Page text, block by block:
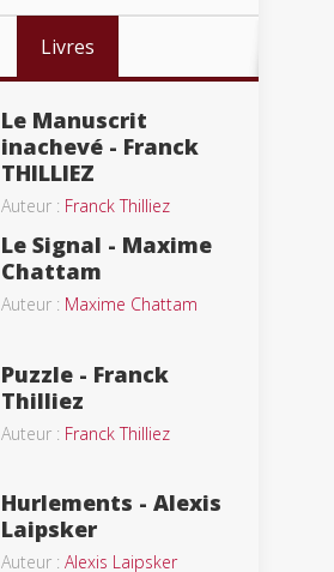
Livres
Le Manuscrit
inachevé - Franck
THILLIEZ
Auteur : Franck Thilliez
Le Signal - Maxime
Chattam
Auteur : Maxime Chattam
Puzzle - Franck
Thilliez
Auteur : Franck Thilliez
Hurlements - Alexis
Laipsker
Auteur : Alexis Laipsker